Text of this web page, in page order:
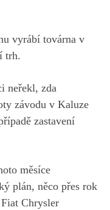
vyrábí továrna v
trh.
neřekl, zda
závodu v Kaluze
zastavení
měsíce
plán, něco přes rok
Chrysler